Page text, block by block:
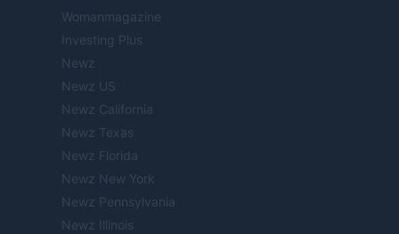
Womanmagazine
Investing Plus
Newz
Newz US
Newz California
Newz Texas
Newz Florida
Newz New York
Newz Pennsylvania
Newz Illinois